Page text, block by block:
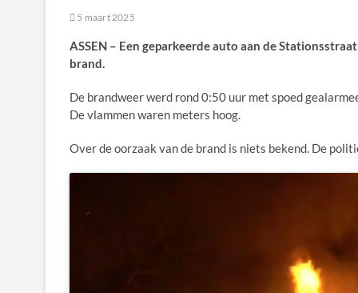
5 maart 2025
ASSEN – Een geparkeerde auto aan de
brand.
De brandweer werd rond 0:50 uur met spoed
De vlammen waren meters hoog.
Over de oorzaak van de brand is niets bekend. De